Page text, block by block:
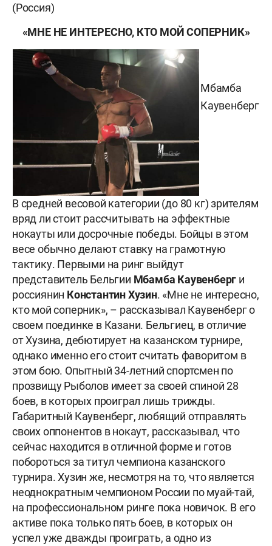
(Россия)
«МНЕ НЕ ИНТЕРЕСНО, КТО МОЙ СОПЕРНИК»
Мбамба
Каувенберг
В средней весовой категории (до 80 кг) зрителям
вряд ли стоит рассчитывать на эффектные
нокауты или досрочные победы. Бойцы в этом
весе обычно делают ставку на грамотную
тактику. Первыми на ринг выйдут
представитель Бельгии Мбамба Каувенберг и
россиянин Константин Хузин. «Мне не интересно,
кто мой соперник», – рассказывал Каувенберг о
своем поединке в Казани. Бельгиец, в отличие
от Хузина, дебютирует на казанском турнире,
однако именно его стоит считать фаворитом в
этом бою. Опытный 34-летний спортсмен по
прозвищу Рыболов имеет за своей спиной 28
боев, в которых проиграл лишь трижды.
Габаритный Каувенберг, любящий отправлять
своих оппонентов в нокаут, рассказывал, что
сейчас находится в отличной форме и готов
побороться за титул чемпиона казанского
турнира. Хузин же, несмотря на то, что является
неоднократным чемпионом России по муай-тай,
на профессиональном ринге пока новичок. В его
активе пока только пять боев, в которых он
успел уже дважды проиграть, а одно из